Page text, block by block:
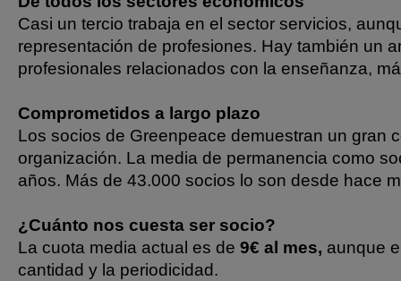
Casi un tercio trabaja en el sector servicios,
representación de profesiones. Hay también un
profesionales relacionados con la enseñanza,
Comprometidos a largo plazo
Los socios de Greenpeace demuestran un gran
organización. La media de permanencia como
años. Más de 43.000 socios lo son desde hace
¿Cuánto nos cuesta ser socio?
La cuota media actual es de 9€ al mes, aunque
cantidad y la periodicidad.